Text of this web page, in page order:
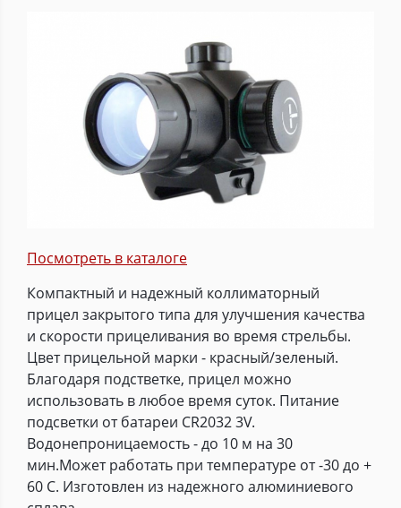
Посмотреть в каталоге
Компактный и надежный коллиматорный
прицел закрытого типа для улучшения качества
и скорости прицеливания во время стрельбы.
Цвет прицельной марки - красный/зеленый.
Благодаря подстветке, прицел можно
использовать в любое время суток. Питание
подсветки от батареи CR2032 3V.
Водонепроницаемость - до 10 м на 30
мин.Может работать при температуре от -30 до +
60 С. Изготовлен из надежного алюминиевого